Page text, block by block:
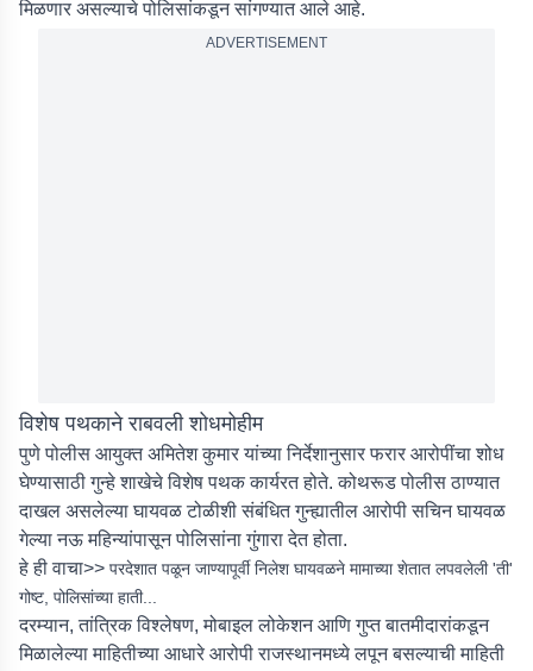
मिळणार असल्याचे पोलिसांकडून सांगण्यात आले आहे.
ADVERTISEMENT
विशेष पथकाने राबवली शोधमोहीम
पुणे पोलीस आयुक्त अमितेश कुमार यांच्या निर्देशानुसार फरार आरोपींचा शोध
घेण्यासाठी गुन्हे शाखेचे विशेष पथक कार्यरत होते. कोथरूड पोलीस ठाण्यात
दाखल असलेल्या घायवळ टोळीशी संबंधित गुन्ह्यातील आरोपी सचिन घायवळ
गेल्या नऊ महिन्यांपासून पोलिसांना गुंगारा देत होता.
हे ही वाचा>> परदेशात पळून जाण्यापूर्वी निलेश घायवळने मामाच्या शेतात लपवलेली 'ती'
गोष्ट, पोलिसांच्या हाती...
दरम्यान, तांत्रिक विश्लेषण, मोबाइल लोकेशन आणि गुप्त बातमीदारांकडून
मिळालेल्या माहितीच्या आधारे आरोपी राजस्थानमध्ये लपून बसल्याची माहिती